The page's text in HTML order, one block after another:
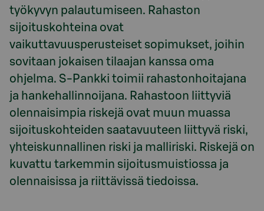
työkyvyn palautumiseen. Rahaston
sijoituskohteina ovat
vaikuttavuusperusteiset sopimukset, joihin
sovitaan jokaisen tilaajan kanssa oma
ohjelma. S-Pankki toimii rahastonhoitajana
ja hankehallinnoijana. Rahastoon liittyviä
olennaisimpia riskejä ovat muun muassa
sijoituskohteiden saatavuuteen liittyvä riski,
yhteiskunnallinen riski ja malliriski. Riskejä on
kuvattu tarkemmin sijoitusmuistiossa ja
olennaisissa ja riittävissä tiedoissa.